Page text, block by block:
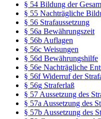
§ 54 Bildung der
§ 55 Nachträgliche
§ 56 Strafaussetzung
§ 56a Bewährungszeit
§ 56b Auflagen
§ 56c Weisungen
§ 56d Bewährungshilfe
§ 56e Nachträgliche
§ 56f Widerruf der
§ 56g Straferlaß
§ 57 Aussetzung des
§ 57a Aussetzung des
§ 57b Aussetzung des